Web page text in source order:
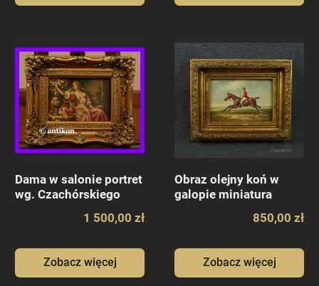
Dama w salonie portret
wg. Czachórskiego
1 500,00 zł
Zobacz więcej
Obraz olejny koń w
galopie miniatura
850,00 zł
Zobacz więcej